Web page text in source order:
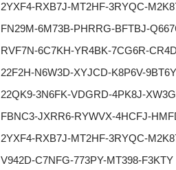
2YXF4-RXB7J-MT2HF-3RYQC-
FN29M-6M73B-PHRRG-BFTBJ-
RVF7N-6C7KH-YR4BK-7CG6R-
22F2H-N6W3D-XYJCD-K8P6V-9BT6Y
22QK9-3N6FK-VDGRD-4PK8J-
FBNC3-JXRR6-RYWVX-4HCFJ-
2YXF4-RXB7J-MT2HF-3RYQC-
V942D-C7NFG-773PY-MT398-F3KTY